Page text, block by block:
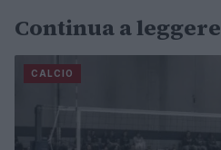
Continua a leggere
CALCIO